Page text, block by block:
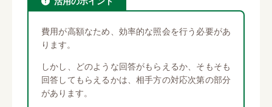
費用が高額なため、効率的な照会を行う必要があ
ります。
しかし、どのような回答がもらえるか、そもそも
回答してもらえるかは、相手方の対応次第の部分
があります。